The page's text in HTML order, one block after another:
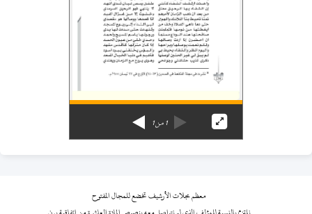
1من1
معظم مجلات الأرشيف تخضع للمجال المفتوح